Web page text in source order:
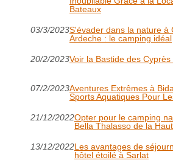
Bateaux
03/3/2023S'évader dans la nature à
Ardeche : le camping idéal
20/2/2023Voir la Bastide des
07/2/2023Aventures Extrêmes à
Sports Aquatiques Pour
21/12/2022Opter pour le camping
Bella Thalasso de la
13/12/2022Les avantages de
hôtel étoilé à Sarlat